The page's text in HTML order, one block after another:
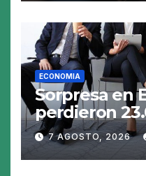
ECONOMIA
Sorpresa en
perdieron
julio y el
las
tasas
7 AGOSTO, 2026